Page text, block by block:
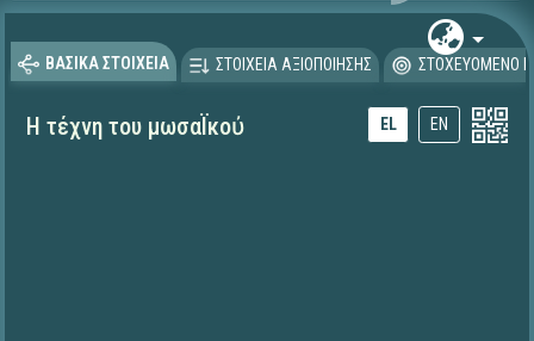
ΒΑΣΙΚΑ ΣΤΟΙΧΕΙΑ ΣΤΟΙΧΕΙΑ ΑΞΙΟΠΟΙΗΣΗΣ ΣΤΟΧΕΥΟΜΕΝΟ
Η τέχνη του μωσαΪκοὐ EL EN